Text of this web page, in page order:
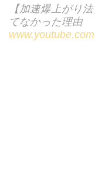
【加速爆上がり
てなかった理由
www.youtube.com